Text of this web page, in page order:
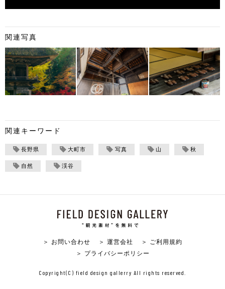
関連写真
関連キーワード
長野県 大町市 写真 山 秋
自然 渓谷
＞ お問い合わせ ＞ 運営会社
＞ ご利用規約
＞ プライバシーポリシー
Copyright(C) field design gallerry All rights reserved.